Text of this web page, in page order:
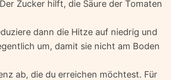
Zucker hilft, die Säure der Tomaten
dann die Hitze auf niedrig und
um, damit sie nicht am Boden
ab, die du erreichen möchtest. Für